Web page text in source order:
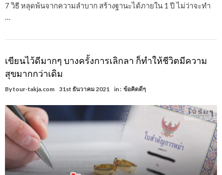
7 วิธี หลุดพ้นจากความลำบาก สร้างฐานะได้ภายใน 1 ปี ไม่ว่าจะทำ
…
เขียนไว้ดีมากๆ บางครั้งการเลิกลา ก็ทำให้ชีวิตมีความ
สุขมากกว่าเดิม
Bytour-takja.com 31st ธันวาคม 2021 in : ข้อคิดดีๆ